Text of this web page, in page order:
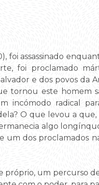
foi assassinado
foi proclamado
e dos povos da
tornou este homem
incómodo radical
O que levou a
algo
um dos proclamados
um percurso